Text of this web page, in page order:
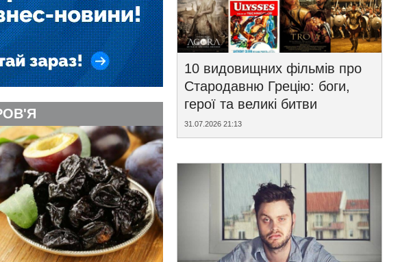
10 видовищних фільмів про
Стародавню Грецію: боги,
герої та великі битви
31.07.2026 21:13